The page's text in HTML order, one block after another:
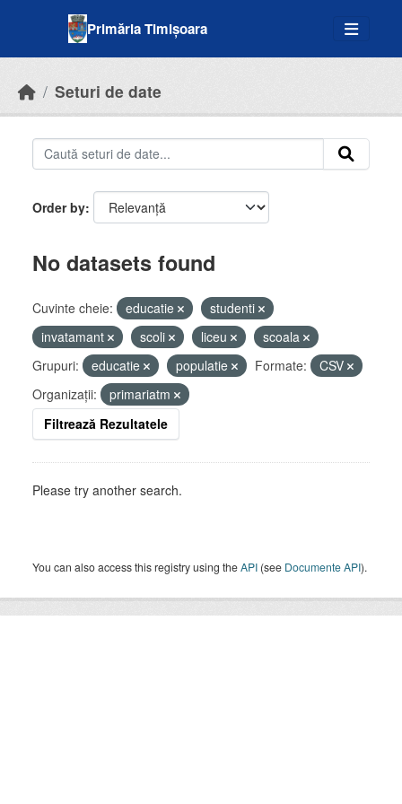
Primăria Timișoara
Seturi de date
Order by
No datasets found
Cuvinte cheie: educatie
studenti
invatamant
scoli liceu
scoala
Grupuri:
educatie populatie Formate:
CSV
Organizații:
primariatm
Filtrează Rezultatele
Please try another search.
You can also access this registry using theAPI (see Documente API).